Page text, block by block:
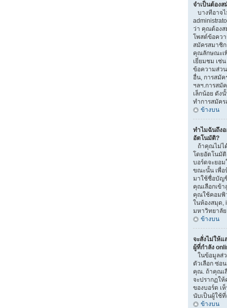
จำเป็นต้อง
บางทีอาจ
ว่า คุณต้องส
โพสต์ข้อควา
สมัครสมาชิ
คุณลักษณะเ
เยี่ยมชม เช่
ข้อความส่ว
อื่น, การสมัค
ฯลฯ.การสมั
เล็กน้อย ดัง
ทำการสมัค
ข้างบน
ทำไมฉันถึง
อัตโนมัติ?
ถ้าคุณไม่ไ
โดยอัตโนมั
บอร์ดจะยอ
ขณะนั้น เพื่อ
มาใช้ชื่อบัญ
คุณเลือกเข้
คุณใช้คอมพิ
ในห้องสมุด,
มหาวิทยาลัย
ข้างบน
จะสั่งไม่ให้แ
ผู้ที่กำลัง
ในข้อมูลส่
ตัวเลือก ซ่อ
คุณ. ถ้าคุณเ
จะปรากฏใ
ของบอร์ด เ
นับเป็นผู้ใช้
ข้างบน